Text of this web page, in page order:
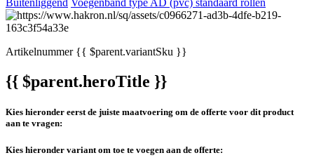
Buitenliggend Voegenband type AD (pvc) standaard rollen
Artikelnummer{{ $parent.variantSku }}
{{ $parent.heroTitle }}
Kies hieronder eerst de juiste maatvoering om de offerte voor dit product
aan te vragen:
Kies hieronder variant om toe te voegen aan de offerte: